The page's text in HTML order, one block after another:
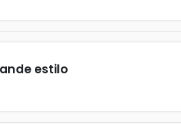
estilo